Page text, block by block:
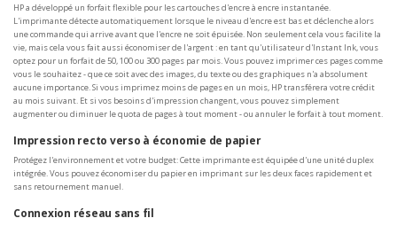
HP a développé un forfait flexible pour les cartouches d'encre à encre instantanée.
L'imprimante détecte automatiquement lorsque le niveau d'encre est bas et déclenche alors
une commande qui arrive avant que l'encre ne soit épuisée. Non seulement cela vous facilite la
vie, mais cela vous fait aussi économiser de l'argent : en tant qu'utilisateur d'Instant Ink, vous
optez pour un forfait de 50, 100 ou 300 pages par mois. Vous pouvez imprimer ces pages comme
vous le souhaitez - que ce soit avec des images, du texte ou des graphiques n'a absolument
aucune importance. Si vous imprimez moins de pages en un mois, HP transférera votre crédit
au mois suivant. Et si vos besoins d'impression changent, vous pouvez simplement
augmenter ou diminuer le quota de pages à tout moment - ou annuler le forfait à tout moment.
Impression recto verso à économie de papier
Protégez l'environnement et votre budget: Cette imprimante est équipée d'une unité duplex
intégrée. Vous pouvez économiser du papier en imprimant sur les deux faces rapidement et
sans retournement manuel.
Connexion réseau sans fil